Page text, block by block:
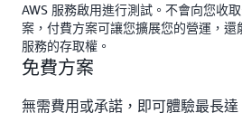
AWS 服務啟用進行測試。不會向您收
案，付費方案可讓您擴展您的營運，還
服務的存取權。
免費方案
無需費用或承諾，即可體驗最長達